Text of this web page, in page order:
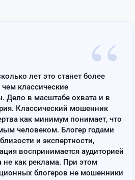
“
лет это станет более
классические
Дело в масштабе охвата и в
Классический мошенник
как минимум понимает, что
человеком. Блогер годами
и экспертности,
воспринимается аудиторией
не как реклама. При этом
блогеров не мошенники